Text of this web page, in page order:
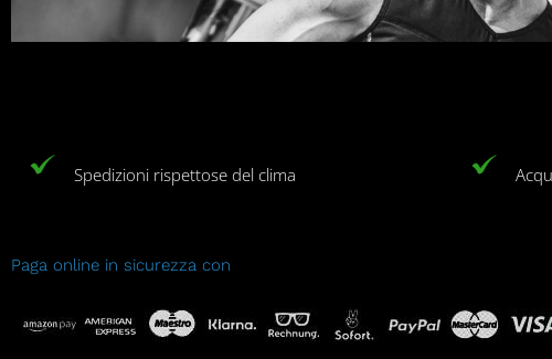
Spedizioni rispettose del clima
Paga online in sicurezza con